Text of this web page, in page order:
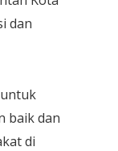
dan
baik dan
di